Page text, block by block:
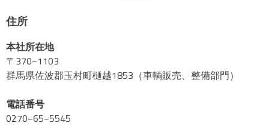
住所
本社所在地
〒370−1103
群馬県佐波郡玉村町樋越1853（車輌販売、整備部門）
電話番号
0270−65−5545